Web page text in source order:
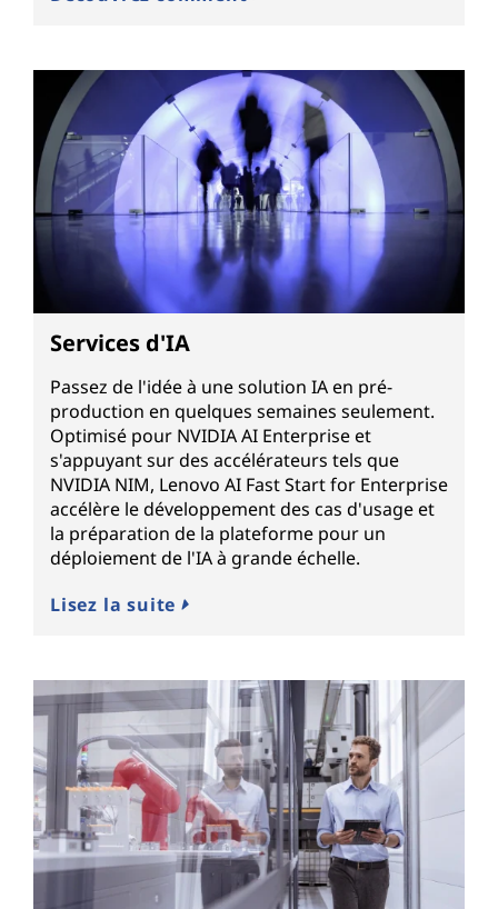
Services d'IA
Passez de l'idée à une solution IA en pré-
production en quelques semaines seulement.
Optimisé pour NVIDIA AI Enterprise et
s'appuyant sur des accélérateurs tels que
NVIDIA NIM, Lenovo AI Fast Start for Enterprise
accélère le développement des cas d'usage et
la préparation de la plateforme pour un
déploiement de l'IA à grande échelle.
Lisez la suite